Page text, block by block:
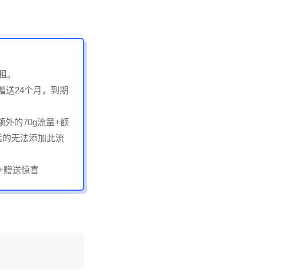
。
送24个月，到期
外的70g流量+额
无法添加此流
赠送惊喜